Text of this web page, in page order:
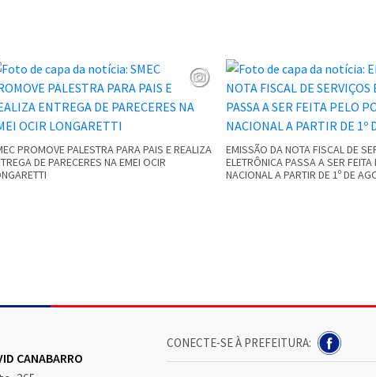
PROMOVE PALESTRA PARA PAIS E REALIZA
DE PARECERES NA EMEI OCIR
EMISSÃO DA NOTA FISCAL DE
ELETRÔNICA PASSA A SER
NACIONAL A PARTIR DE 1º DE
CANABARRO
CONECTE-SE À PREFEITURA: